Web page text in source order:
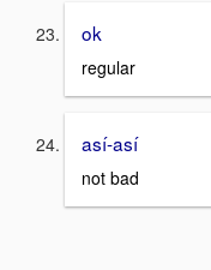
ok
regular
así-así
not bad